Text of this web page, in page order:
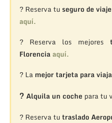
? Reserva tu seguro de viaje
aquí.
? Reserva los mejores
Florencia aquí.
? La mejor tarjeta para
? Alquila un coche para tu
? Reserva tu traslado